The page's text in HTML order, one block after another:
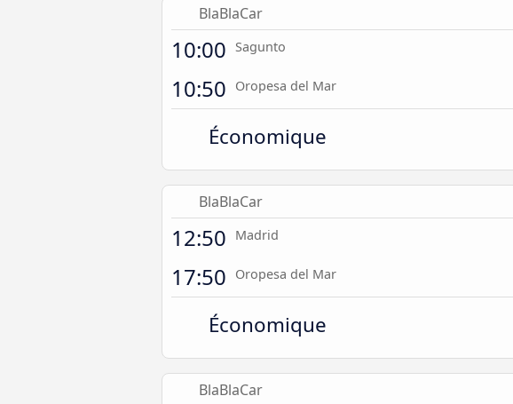
BlaBlaCar
10:00 Sagunto
10:50 Oropesa del Mar
Économique
BlaBlaCar
12:50 Madrid
17:50 Oropesa del Mar
Économique
BlaBlaCar